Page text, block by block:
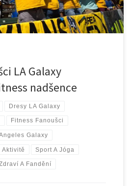
LA Galaxy
nadšence
Dresy LA Galaxy
Fitness Fanoušci
Galaxy
Aktivitě Sport A Jóga
A Fandění